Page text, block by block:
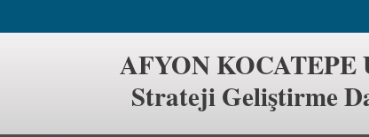
Geliştirme Daire Başkanlığı
AFYON KOCATEPE
Strateji Geliştirme